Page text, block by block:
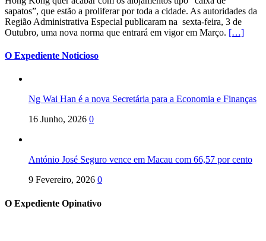
sapatos”, que estão a proliferar por toda a cidade. As autoridades da
Região Administrativa Especial publicaram na sexta-feira, 3 de
Outubro, uma nova norma que entrará em vigor em Março. […]
O Expediente Noticioso
Ng Wai Han é a nova Secretária para a Economia e Finanças
16 Junho, 2026 0
António José Seguro vence em Macau com 66,57 por cento
9 Fevereiro, 2026 0
O Expediente Opinativo